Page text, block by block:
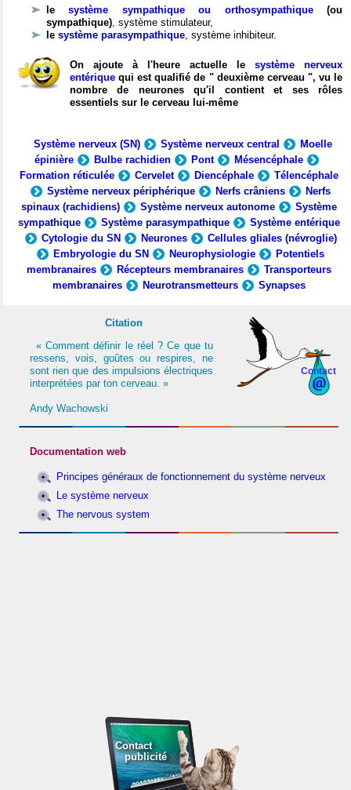
lesystème sympathique ou orthosympathique(ou
sympathique), système stimulateur,
le système parasympathique, système inhibiteur.
On ajoute à l'heure actuelle le système nerveux
entérique qui est qualifié de " deuxième cerveau ", vu le
nombre de neurones qu'il contient et ses rôles
essentiels sur le cerveau lui-même
Système nerveux (SN) Système nerveux central
Moelle
épinière
Bulbe rachidien Pont
Mésencéphale
Formation réticulée
Cervelet Diencéphale
Télencéphale
Système nerveux périphérique
Nerfs crâniens
Nerfs
spinaux (rachidiens)
Système nerveux autonome
Système
sympathique
Système parasympathique
Système entérique
Cytologie du SN
Neurones
Cellules gliales (névroglie)
Embryologie du SN
Neurophysiologie
Potentiels
membranaires
Récepteurs membranaires
Transporteurs
membranaires
Neurotransmetteurs Synapses
Contact
Citation
« Comment définir le réel ? Ce que tu
ressens, vois, goûtes ou respires, ne
sont rien que des impulsions électriques
interprétées par ton cerveau. »
Andy Wachowski
Documentation web
Principes généraux de fonctionnement du système nerveux
Le système nerveux
The nervous system
Contact
publicité